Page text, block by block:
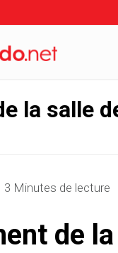
la salle
3 Minutes de lecture
de